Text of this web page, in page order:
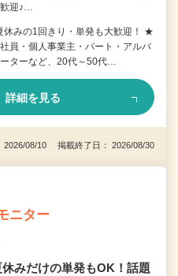
迎♪…
休みの1回きり・単発も大歓迎！ ★
員・個人事業主・パート・アルバ
ターなど、20代～50代…
詳細を見る
2026/08/10 掲載終了日： 2026/08/30
ニター
休みだけの単発もOK！話題